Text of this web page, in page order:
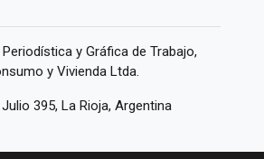
y Gráfica de Trabajo,
y Vivienda Ltda.
395, La Rioja, Argentina